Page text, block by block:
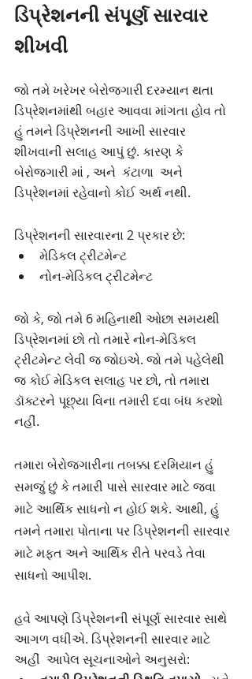
ડિપ્રેશનની સંપૂર્ણ સારવાર
શીખવી
જો તમે ખરેખર બેરોજગારી દરમ્યાન થતા
ડિપ્રેશનમાંથી બહાર આવવા માંગતા હોવ તો
હું તમને ડિપ્રેશનની આખી સારવાર
શીખવાની સલાહ આપું છું. કારણ કે
બેરોજગારી માં , અને  કંટાળા  અને
ડિપ્રેશનમાં રહેવાનો કોઈ અર્થ નથી.
ડિપ્રેશનની સારવારના 2 પ્રકાર છે:
મેડિકલ ટ્રીટમેન્ટ
નોન-મેડિકલ ટ્રીટમેન્ટ
જો કે, જો તમે 6 મહિનાથી ઓછા સમયથી
ડિપ્રેશનમાં છો તો તમારે નોન-મેડિકલ
ટ્રીટમેન્ટ લેવી જ જોઇએ. જો તમે પહેલેથી
જ કોઈ મેડિકલ સલાહ પર છો, તો તમારા
ડૉક્ટરને પૂછ્યા વિના તમારી દવા બંધ કરશો
નહીં.
તમારા બેરોજગારીના તબક્કા દરમિયાન હું
સમજું છું કે તમારી પાસે સારવાર માટે જવા
માટે આર્થિક સાધનો ન હોઈ શકે. આથી, હું
તમને તમારા પોતાના પર ડિપ્રેશનની સારવાર
માટે મફત અને આર્થિક રીતે પરવડે તેવા
સાધનો આપીશ.
હવે આપણે ડિપ્રેશનની સંપૂર્ણ સારવાર સાથે
આગળ વધીએ. ડિપ્રેશનની સારવાર માટે
અહીં  આપેલ સૂચનાઓને અનુસરો: